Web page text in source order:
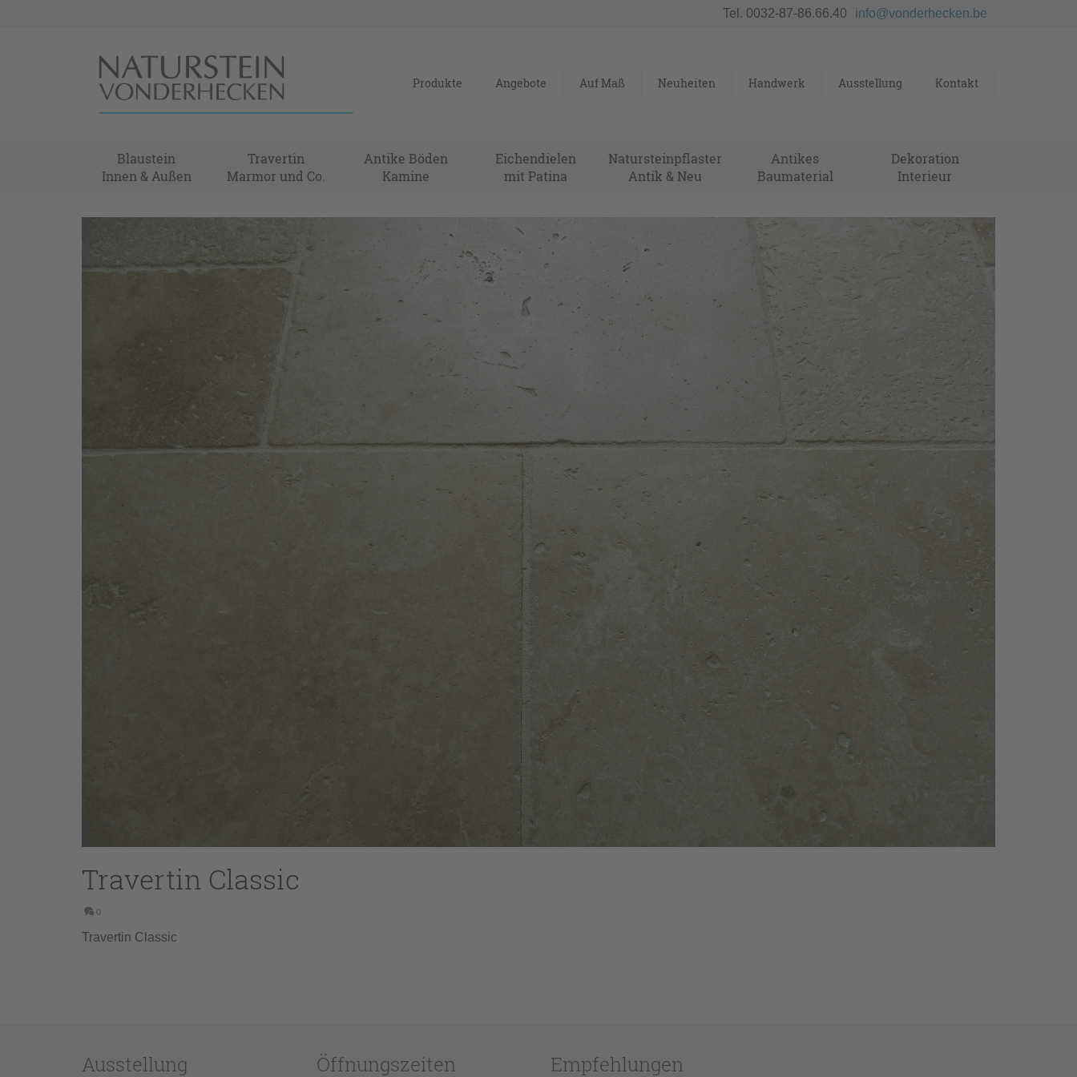
Tel. 0032-87-86.66.40 info@vonderhecken.be
Produkte Angebote Auf Maß Neuheiten Handwerk Ausstellung Kontakt
Blaustein
Innen & Außen
Travertin
Marmor und Co.
Antike Böden
Kamine
Eichendielen
mit Patina
Natursteinpflaster
Antik & Neu
Antikes
Baumaterial
Dekoration
Interieur
Travertin Classic
0
Travertin Classic
Ausstellung Öffnungszeiten Empfehlungen